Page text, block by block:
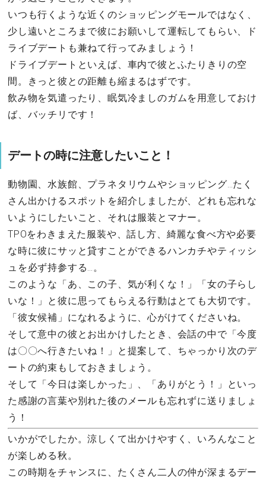
いつも行くような近くのショッピングモールではなく、
少し遠いところまで彼にお願いして運転してもらい、ド
ライブデートも兼ねて行ってみましょう！
ドライブデートといえば、車内で彼とふたりきりの空
間。きっと彼との距離も縮まるはずです。
飲み物を気遣ったり、眠気冷ましのガムを用意しておけ
ば、バッチリです！
デートの時に注意したいこと！
動物園、水族館、プラネタリウムやショッピング…たく
さん出かけるスポットを紹介しましたが、どれも忘れな
いようにしたいこと、それは服装とマナー。
TPOをわきまえた服装や、話し方、綺麗な食べ方や必要
な時に彼にサッと貸すことができるハンカチやティッシ
ュを必ず持参する…。
このような「あ、この子、気が利くな！」「女の子らし
いな！」と彼に思ってもらえる行動はとても大切です。
「彼女候補」になれるように、心がけてくださいね。
そして意中の彼とお出かけしたとき、会話の中で「今度
は〇〇へ行きたいね！」と提案して、ちゃっかり次のデ
ートの約束もしておきましょう。
そして「今日は楽しかった」、「ありがとう！」といっ
た感謝の言葉や別れた後のメールも忘れずに送りましょ
う！
いかがでしたか。涼しくて出かけやすく、いろんなこと
が楽しめる秋。
この時期をチャンスに、たくさん二人の仲が深まるデー